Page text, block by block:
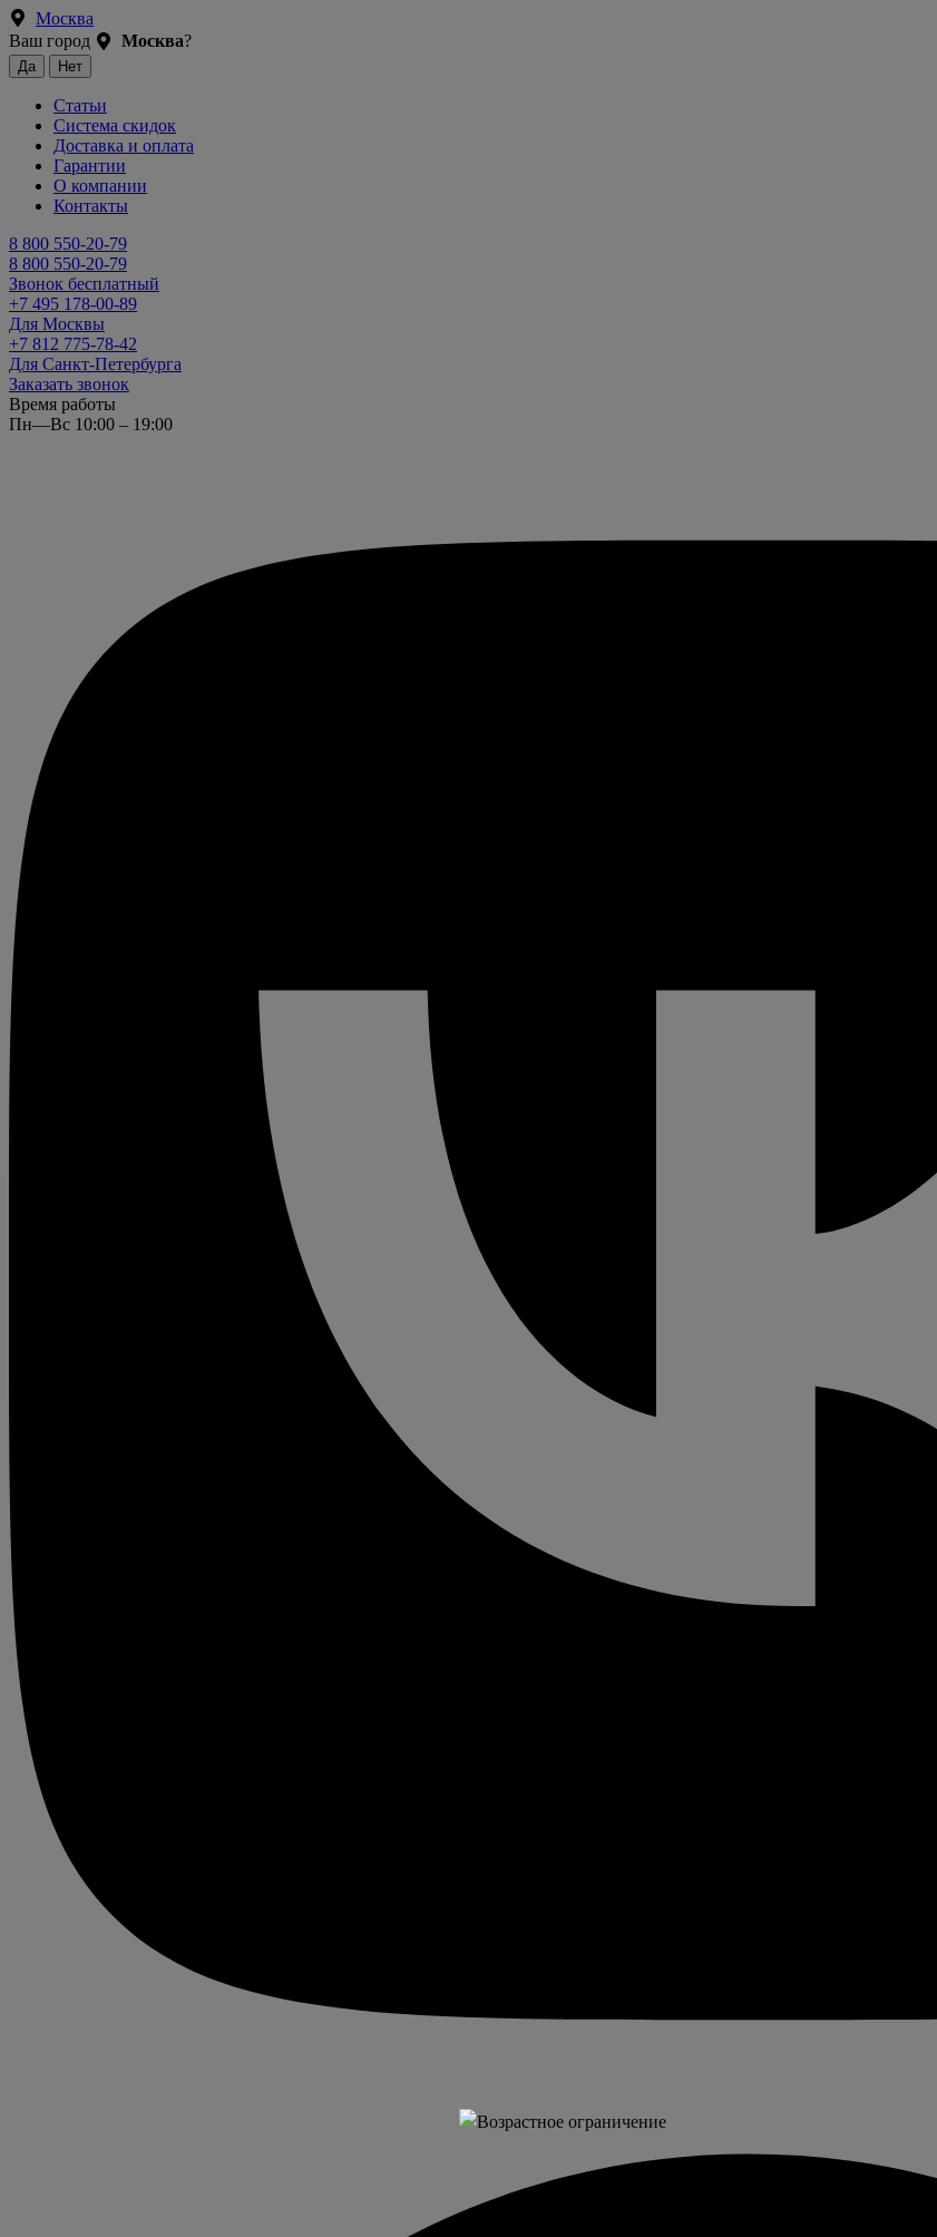
Москва
Ваш город
Москва?
Статьи
Система скидок
Доставка и оплата
Гарантии
О компании
Контакты
8 800 550-20-79
8 800 550-20-79
Звонок бесплатный
+7 495 178-00-89
Для Москвы
+7 812 775-78-42
Для Санкт-Петербурга
Заказать звонок
Время работы
Пн—Вс 10:00 – 19:00